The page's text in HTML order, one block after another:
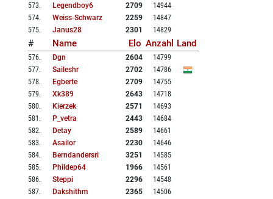
573. Legendboy6 2709
14944
574. Weiss-Schwarz 2259
14847
575. Janus28 2301 14829
# Name Elo Anzahl Land
576. Dgn 2604
14799
577. Saileshr 2702
14786
578. Egberte 2709
14755
579. Xk389 2643
14718
580. Kierzek 2571
14693
581 . P_vetra 2443
14684
582. Detay 2589
14661
583. Asailor 2230
14646
584. Berndandersri 3251
14585
585. Phildep64 1966
14561
586. Steppi 2296
14548
587. Dakshithm 2365
14506